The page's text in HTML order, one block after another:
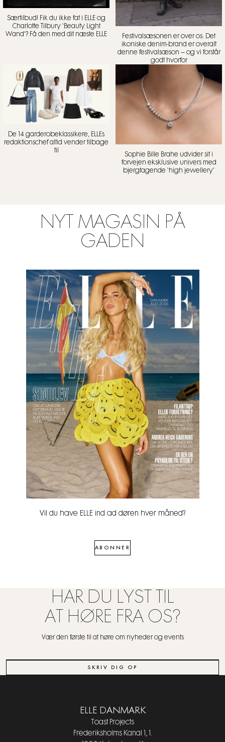
Særtilbud! Fik du ikke fat i ELLE og
Charlotte Tilbury ‘Beauty Light
Wand’? Få den med dit næste ELLE
Festivalsæsonen er over os: Det
ikoniske denim-brand er overalt
denne festivalsæson – og vi forstår
godt hvorfor
De 14 garderobeklassikere, ELLEs
redaktionschef altid vender tilbage
til
Sophie Bille Brahe udvider sit i
forvejen eksklusive univers med
bjergtagende ‘high jewellery’
NYT MAGASIN PÅ
GADEN
Vil du have ELLE ind ad døren hver måned?
ABONNER
HAR DU LYST TIL
AT HØRE FRA OS?
Vær den første til at høre om nyheder og events
SKRIV DIG OP
ELLE DANMARK
Toast Projects
Frederiksholms Kanal 1, 1.